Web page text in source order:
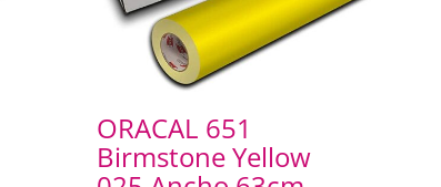
ORACAL 651
Birmstone Yellow